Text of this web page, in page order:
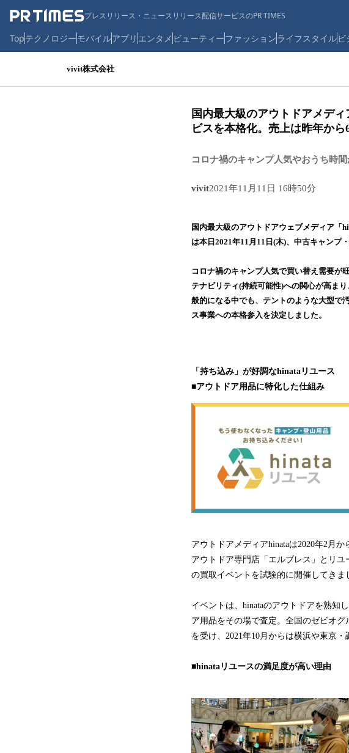
プレスリリース・ニュースリリース配信サービスのPR TIMES
Topテクノロジーモバイルアプリ エンタメ ビューティーファッションライフスタイルビ
vivit株式会社
国内最大級のアウトドアメデ
ビスを本格化。売上は昨年から
コロナ禍のキャンプ人気やおうち時
vivit2021年11月11日 16時50分
国内最大級のアウトドアウェブメディア「
は本日2021年11月11日(木)、中古キャンプ
コロナ禍のキャンプ人気で買い替え需要が
テナビリティ(持続可能性)への関心が高ま
般的になる中でも、テントのような大型で
ス事業への本格参入を決定しました。
「持ち込み」が好調なhinataリユース
■アウトドア用品に特化した仕組み
アウトドアメディアhinataは2020年2月
アウトドア専門店「エルブレス」とリ
の買取イベントを試験的に開催してきま
イベントは、hinataのアウトドアを熟知
ア用品をその場で査定。全国のゼビオ
を受け、2021年10月からは横浜や東京
■hinataリユースの満足度が高い理由